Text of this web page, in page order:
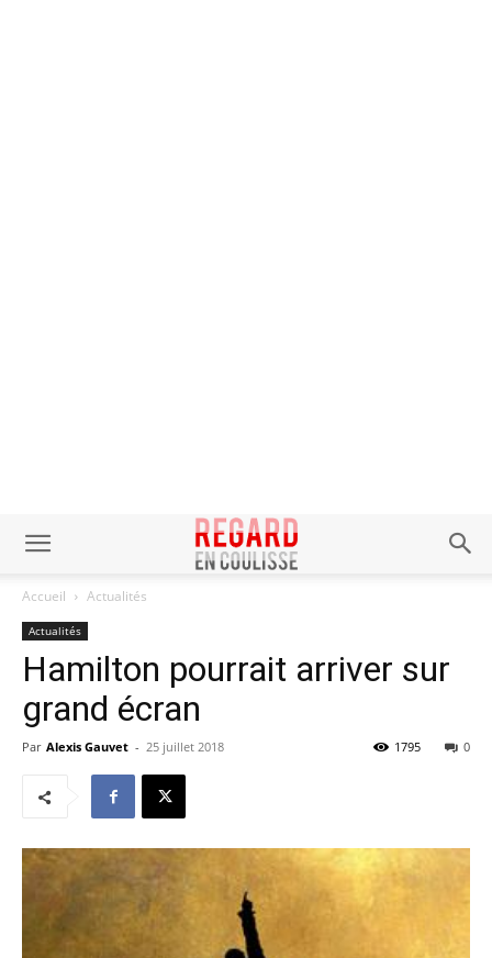
Accueil Actualités
Actualités
Hamilton pourrait arriver sur
grand écran
Par Alexis Gauvet - 25 juillet 2018 0
1795